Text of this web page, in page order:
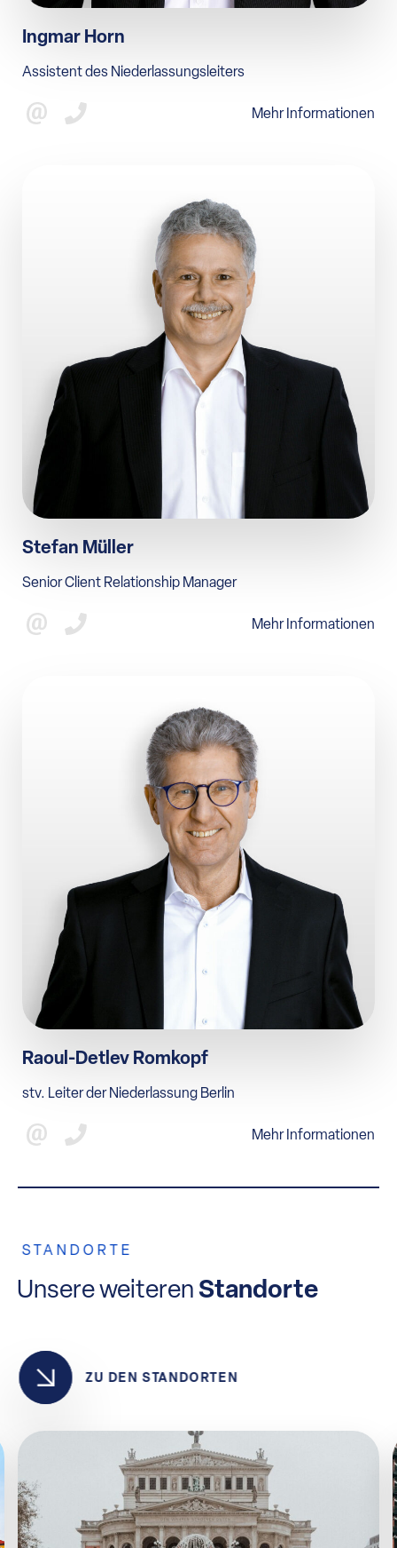
Ingmar Horn
Assistent des Niederlassungsleiters
Mehr Informationen
Stefan Müller
Senior Client Relationship Manager
Mehr Informationen
Raoul-Detlev Romkopf
stv. Leiter der Niederlassung Berlin
Mehr Informationen
STANDORTE
Unsere weiterenStandorte
ZU DEN STANDORTEN